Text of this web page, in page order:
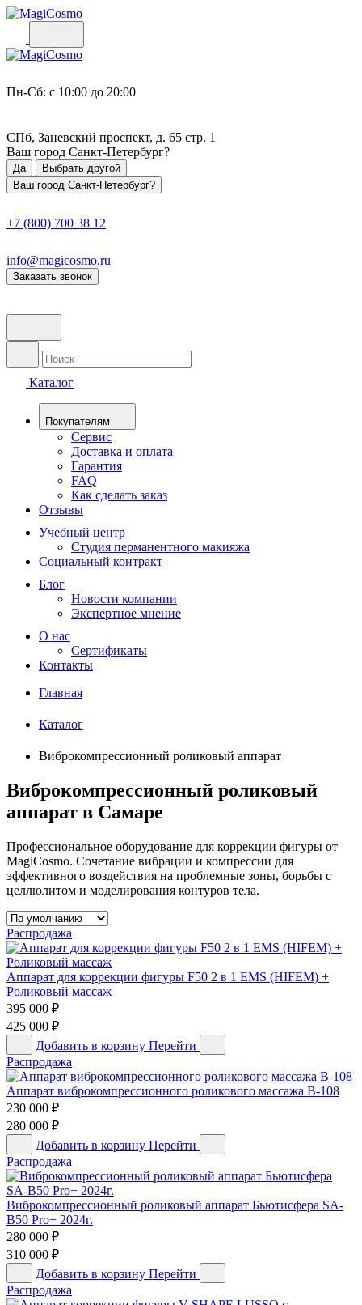
Пн-Сб: с 10:00 до 20:00
СПб, Заневский проспект, д. 65 стр. 1
Ваш город Санкт-Петербург?
Да
Выбрать другой
Ваш город Санкт-Петербург?
+7 (800) 700 38 12
info@magicosmo.ru
Заказать звонок
Каталог
Покупателям
Сервис
Доставка и оплата
Гарантия
FAQ
Как сделать заказ
Отзывы
Учебный центр
Студия перманентного макияжа
Социальный контракт
Блог
Новости компании
Экспертное мнение
О нас
Сертификаты
Контакты
Главная
Каталог
Виброкомпрессионный роликовый аппарат
Виброкомпрессионный роликовый
аппарат в Самаре
Профессиональное оборудование для коррекции фигуры от
MagiCosmo. Сочетание вибрации и компрессии для
эффективного воздействия на проблемные зоны, борьбы с
целлюлитом и моделирования контуров тела.
Распродажа
Аппарат для коррекции фигуры F50 2 в 1 EMS (HIFEM) +
Роликовый массаж
395 000 ₽
425 000 ₽
Добавить в корзину Перейти
Распродажа
Аппарат виброкомпрессионного роликового массажа B-108
230 000 ₽
280 000 ₽
Добавить в корзину Перейти
Распродажа
Виброкомпрессионный роликовый аппарат Бьютисфера SA-
B50 Pro+ 2024г.
280 000 ₽
310 000 ₽
Добавить в корзину Перейти
Распродажа